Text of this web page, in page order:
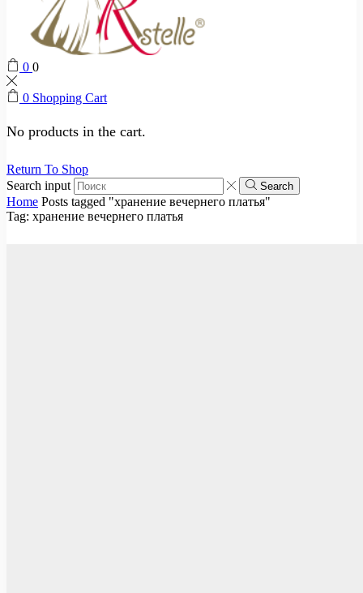
0 0
0 Shopping Cart
No products in the cart.
Return To Shop
Search input
Search
Home Posts tagged "хранение вечернего платья"
Tag: хранение вечернего платья